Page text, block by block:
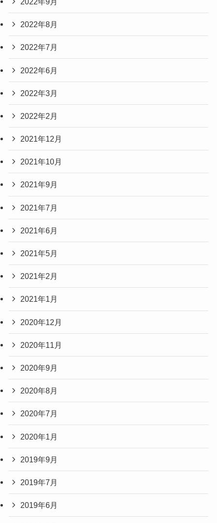
2022年8月
2022年7月
2022年6月
2022年3月
2022年2月
2021年12月
2021年10月
2021年9月
2021年7月
2021年6月
2021年5月
2021年2月
2021年1月
2020年12月
2020年11月
2020年9月
2020年8月
2020年7月
2020年1月
2019年9月
2019年7月
2019年6月